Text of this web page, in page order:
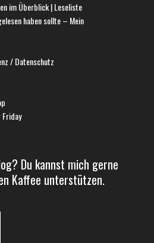
im Überblick | Leseliste
haben sollte – Mein
/ Datenschutz
Du kannst mich gerne
Kaffee unterstützen.